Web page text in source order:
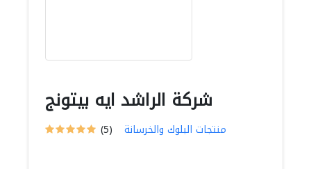
شركة الراشد ايه بيتونج
(5) منتجات البلوك والخرسانة